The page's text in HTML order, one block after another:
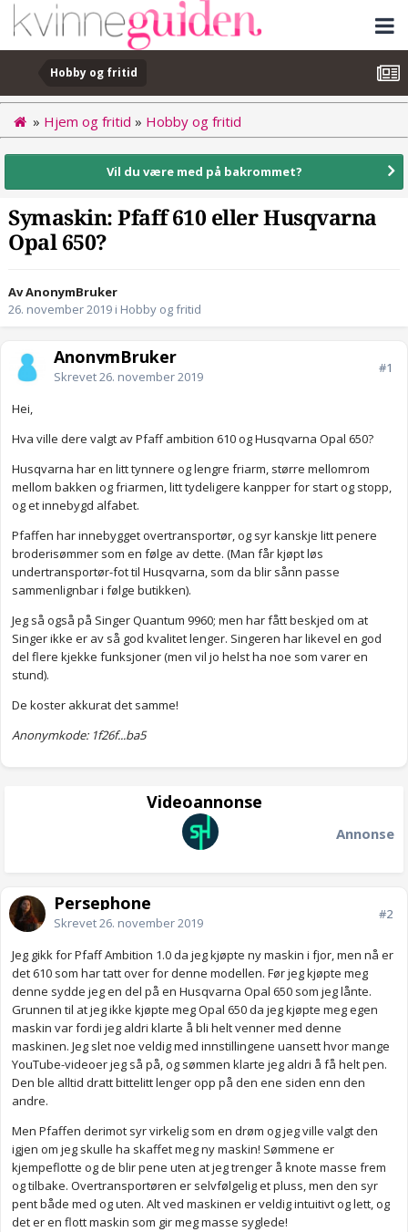
Hobby og fritid
» Hjem og fritid » Hobby og fritid
Vil du være med på bakrommet?
Symaskin: Pfaff 610 eller Husqvarna
Opal 650?
Av AnonymBruker
26. november 2019 i Hobby og fritid
AnonymBruker
Skrevet26. november 2019
#1
Hei,
Hva ville dere valgt av Pfaff ambition 610 og Husqvarna Opal 650?
Husqvarna har en litt tynnere og lengre friarm, større mellomrom
mellom bakken og friarmen, litt tydeligere kanpper for start og stopp,
og et innebygd alfabet.
Pfaffen har innebygget overtransportør, og syr kanskje litt penere
broderisømmer som en følge av dette. (Man får kjøpt løs
undertransportør-fot til Husqvarna, som da blir sånn passe
sammenlignbar i følge butikken).
Jeg så også på Singer Quantum 9960; men har fått beskjed om at
Singer ikke er av så god kvalitet lenger. Singeren har likevel en god
del flere kjekke funksjoner (men vil jo helst ha noe som varer en
stund).
De koster akkurat det samme!
Anonymkode: 1f26f...ba5
Videoannonse
Annonse
Persephone
Skrevet26. november 2019
#2
Jeg gikk for Pfaff Ambition 1.0 da jeg kjøpte ny maskin i fjor, men nå er
det 610 som har tatt over for denne modellen. Før jeg kjøpte meg
denne sydde jeg en del på en Husqvarna Opal 650 som jeg lånte.
Grunnen til at jeg ikke kjøpte meg Opal 650 da jeg kjøpte meg egen
maskin var fordi jeg aldri klarte å bli helt venner med denne
maskinen. Jeg slet noe veldig med innstillingene uansett hvor mange
YouTube-videoer jeg så på, og sømmen klarte jeg aldri å få helt pen.
Den ble alltid dratt bittelitt lenger opp på den ene siden enn den
andre.
Men Pfaffen derimot syr virkelig som en drøm og jeg ville valgt den
igjen om jeg skulle ha skaffet meg ny maskin! Sømmene er
kjempeflotte og de blir pene uten at jeg trenger å knote masse frem
og tilbake. Overtransportøren er selvfølgelig et pluss, men den syr
pent både med og uten. Alt ved maskinen er veldig intuitivt og lett, og
det er en flott maskin som gir meg masse syglede!